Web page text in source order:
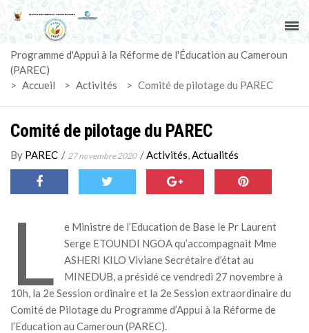
ACCUEIL
PAREC
ACTUALITÉS
LE CG
ACTIVITÉS
SUIVI-EVALUATION
MÉDIA
Programme d'Appui à la Réforme de l'Éducation au Cameroun
(PAREC)
> Accueil > Activités > Comité de pilotage du PAREC
Comité de pilotage du PAREC
By PAREC / 27 novembre 2020 /Activités,Actualités
L
e Ministre de l’Education de Base le Pr Laurent
Serge ETOUNDI NGOA qu’accompagnait Mme
ASHERI KILO Viviane Secrétaire d’état au
MINEDUB, a présidé ce vendredi 27 novembre à
10h, la 2e Session ordinaire et la 2e Session extraordinaire du
Comité de Pilotage du Programme d’Appui à la Réforme de
l’Education au Cameroun (PAREC).